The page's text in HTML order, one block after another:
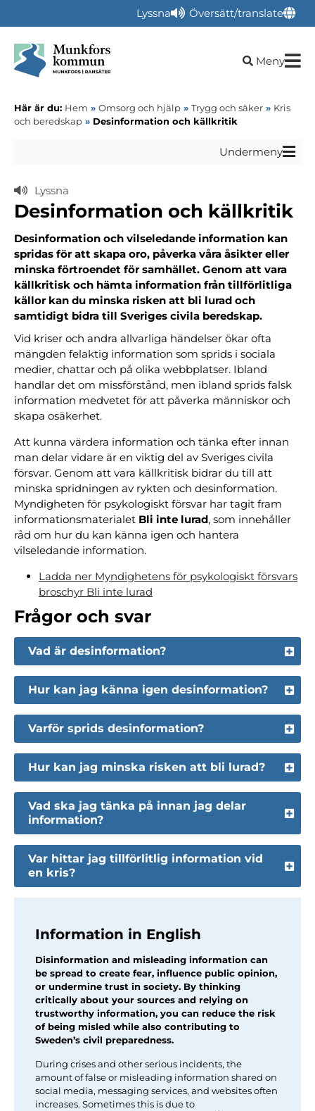
Lyssna Översätt/translate
Öppna
Meny
Här är du: Hem » Omsorg och hjälp » Trygg och säker » Kris
och beredskap » Desinformation och källkritik
Undermeny
Lyssna
Desinformation och källkritik
Desinformation och vilseledande information kan
spridas för att skapa oro, påverka våra åsikter eller
minska förtroendet för samhället. Genom att vara
källkritisk och hämta information från tillförlitliga
källor kan du minska risken att bli lurad och
samtidigt bidra till Sveriges civila beredskap.
Vid kriser och andra allvarliga händelser ökar ofta
mängden felaktig information som sprids i sociala
medier, chattar och på olika webbplatser. Ibland
handlar det om missförstånd, men ibland sprids falsk
information medvetet för att påverka människor och
skapa osäkerhet.
Att kunna värdera information och tänka efter innan
man delar vidare är en viktig del av Sveriges civila
försvar. Genom att vara källkritisk bidrar du till att
minska spridningen av rykten och desinformation.
Myndigheten för psykologiskt försvar har tagit fram
informationsmaterialet Bli inte lurad, som innehåller
råd om hur du kan känna igen och hantera
vilseledande information.
Ladda ner Myndighetens för psykologiskt försvars
broschyr Bli inte lurad
Frågor och svar
Vad är desinformation?
Hur kan jag känna igen desinformation?
Varför sprids desinformation?
Hur kan jag minska risken att bli lurad?
Vad ska jag tänka på innan jag delar
information?
Var hittar jag tillförlitlig information vid
en kris?
Information in English
Disinformation and misleading information can
be spread to create fear, influence public opinion,
or undermine trust in society. By thinking
critically about your sources and relying on
trustworthy information, you can reduce the risk
of being misled while also contributing to
Sweden’s civil preparedness.
During crises and other serious incidents, the
amount of false or misleading information shared on
social media, messaging services, and websites often
increases. Sometimes this is due to